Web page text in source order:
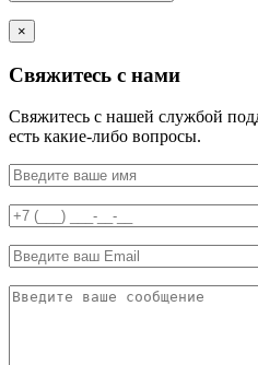
×
Свяжитесь с нами
Свяжитесь с нашей службой
есть какие-либо вопросы.